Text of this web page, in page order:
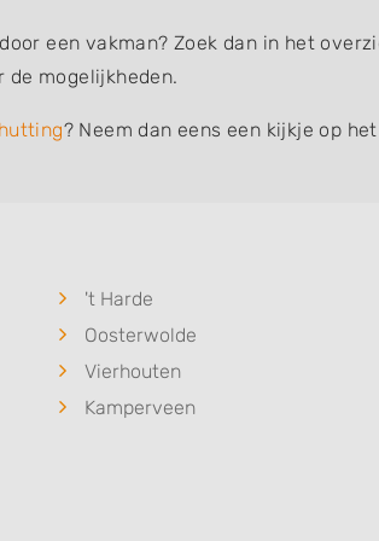
een vakman? Zoek dan in het
de mogelijkheden.
? Neem dan eens een kijkje op
't Harde
Oosterwolde
Vierhouten
Kamperveen